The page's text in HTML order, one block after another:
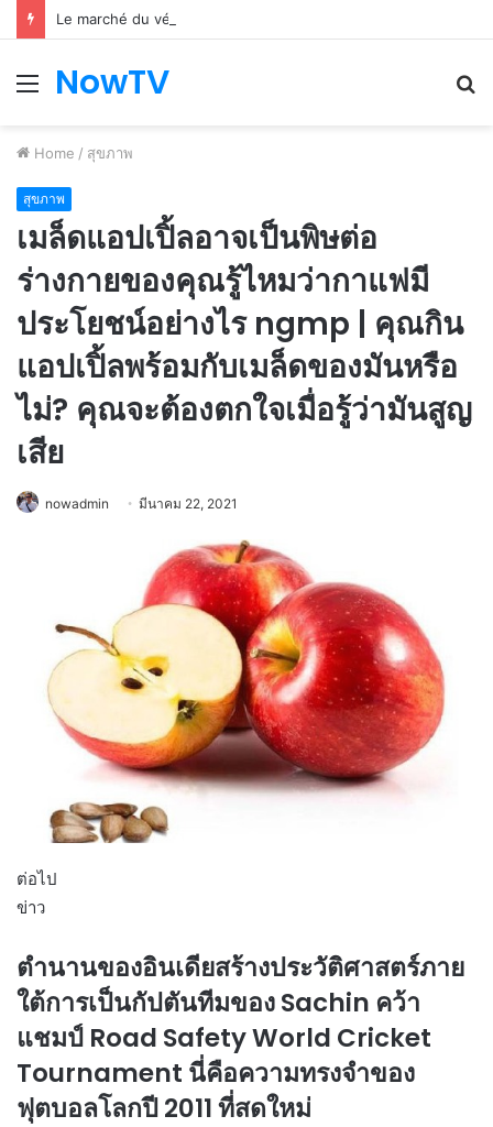
Le marché du véhicule d’occasion en plein essor
Menu
NowTV
Home / สุขภาพ
สุขภาพ
เมล็ดแอปเปิ้ลอาจเป็นพิษต่อ
ร่างกายของคุณรู้ไหมว่ากาแฟมี
ประโยชน์อย่างไร ngmp | คุณกิน
แอปเปิ้ลพร้อมกับเมล็ดของมันหรือ
ไม่? คุณจะต้องตกใจเมื่อรู้ว่ามันสูญ
เสีย
nowadmin มีนาคม 22, 2021
ต่อไป
ข่าว
ตำนานของอินเดียสร้างประวัติศาสตร์ภาย
ใต้การเป็นกัปตันทีมของ Sachin คว้า
แชมป์ Road Safety World Cricket
Tournament นี่คือความทรงจำของ
ฟุตบอลโลกปี 2011 ที่สดใหม่